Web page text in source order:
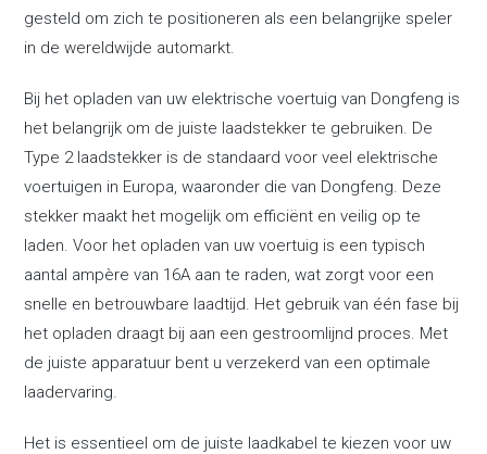
gesteld om zich te positioneren als een belangrijke speler
in de wereldwijde automarkt.
Bij het opladen van uw elektrische voertuig van Dongfeng is
het belangrijk om de juiste laadstekker te gebruiken. De
Type 2 laadstekker is de standaard voor veel elektrische
voertuigen in Europa, waaronder die van Dongfeng. Deze
stekker maakt het mogelijk om efficiënt en veilig op te
laden. Voor het opladen van uw voertuig is een typisch
aantal ampère van 16A aan te raden, wat zorgt voor een
snelle en betrouwbare laadtijd. Het gebruik van één fase bij
het opladen draagt bij aan een gestroomlijnd proces. Met
de juiste apparatuur bent u verzekerd van een optimale
laadervaring.
Het is essentieel om de juiste laadkabel te kiezen voor uw